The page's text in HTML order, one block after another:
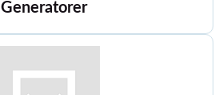
Generatorer